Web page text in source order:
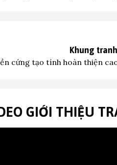
Khung
cứng tạo tính hoàn thiện
GIỚI THIỆU